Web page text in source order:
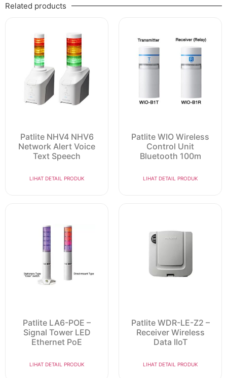
Related products
Patlite NHV4 NHV6
Network Alert Voice
Text Speech
LIHAT DETAIL PRODUK
Patlite WIO Wireless
Control Unit
Bluetooth 100m
LIHAT DETAIL PRODUK
Patlite LA6-POE –
Signal Tower LED
Ethernet PoE
LIHAT DETAIL PRODUK
Patlite WDR-LE-Z2 –
Receiver Wireless
Data IIoT
LIHAT DETAIL PRODUK